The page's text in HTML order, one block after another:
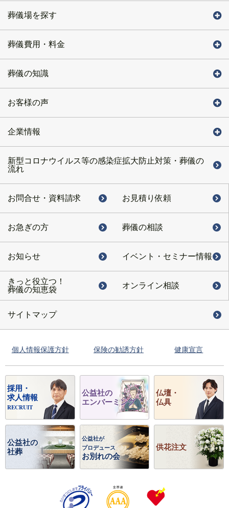
葬儀場を探す
葬儀費用・料金
葬儀の知識
お客様の声
企業情報
新型コロナウイルス等の感染症拡大防止対策・葬儀の
流れ
お問合せ・ 資料請求 お見積り依頼
お急ぎの方 葬儀の相談
お知らせ イベント・ セミナー情報
きっと役立つ！
葬儀の知恵袋
オンライン相談
サイトマップ
個人情報保護方針 保険の勧誘方針 健康宣言
採用・
求人情報
RECRUIT
公益社の
エンバーミング
仏壇・
仏具
公益社の
社葬
公益社が
プロデュース
お別れの会
供花注文